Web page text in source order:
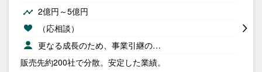
2億円～5億円
（応相談）
更なる成長のため、事業引継の…
販売先約200社で分散。安定した業績。